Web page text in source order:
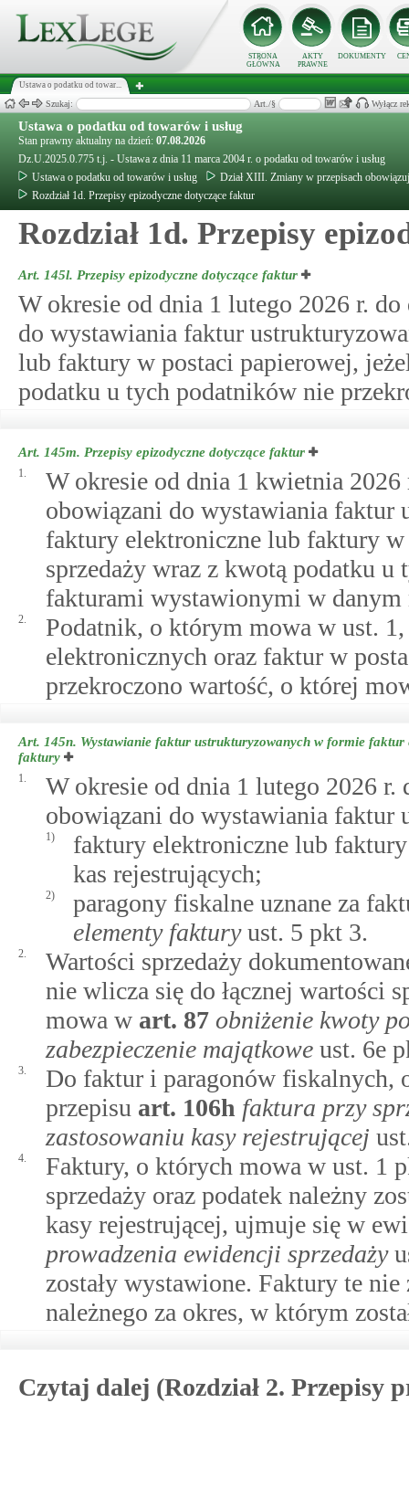
STRONA
GŁÓWNA
AKTY
PRAWNE
DOKUMENTY
Ustawa o podatku od towar...
Szukaj: Art./§ Wyłącz
Ustawa o podatku od towarów i usług
Stan prawny aktualny na dzień: 07.08.2026
Dz.U.2025.0.775 t.j. - Ustawa z dnia 11 marca 2004 r. o podatku od towarów i usług
Ustawa o podatku od towarów i usług
Dział XIII. Zmiany w przepisach
Rozdział 1d. Przepisy epizodyczne dotyczące faktur
Rozdział 1d. Przepisy
Art. 145l. Przepisy epizodyczne dotyczące faktur
W okresie od dnia 1 lutego 2026 r.
do wystawiania faktur
lub faktury w postaci papierowej,
podatku u tych podatników nie
Art. 145m. Przepisy epizodyczne dotyczące faktur
1.
W okresie od dnia 1 kwietnia
obowiązani do wystawiania faktur
faktury elektroniczne lub faktury w
sprzedaży wraz z kwotą podatku
fakturami wystawionymi w danym
2.
Podatnik, o którym mowa w ust.
elektronicznych oraz faktur w
przekroczono wartość, o której
Art. 145n. Wystawianie faktur ustrukturyzowanych w formie
faktury
1.
W okresie od dnia 1 lutego 2026
obowiązani do wystawiania faktur
1)
faktury elektroniczne lub
kas rejestrujących;
2)
paragony fiskalne uznane za
elementy fakturyust. 5 pkt 3.
2.
Wartości sprzedaży
nie wlicza się do łącznej wartości
mowa w art. 87 obniżenie kwoty
zabezpieczenie majątkowe ust. 6e
3.
Do faktur i paragonów fiskalnych,
przepisu art. 106h faktura przy
zastosowaniu kasy rejestrującej
4.
Faktury, o których mowa w ust. 1
sprzedaży oraz podatek należny
kasy rejestrującej, ujmuje się w
prowadzenia ewidencji sprzedaży
zostały wystawione. Faktury te
należnego za okres, w którym
Czytaj dalej (Rozdział 2. Przepisy